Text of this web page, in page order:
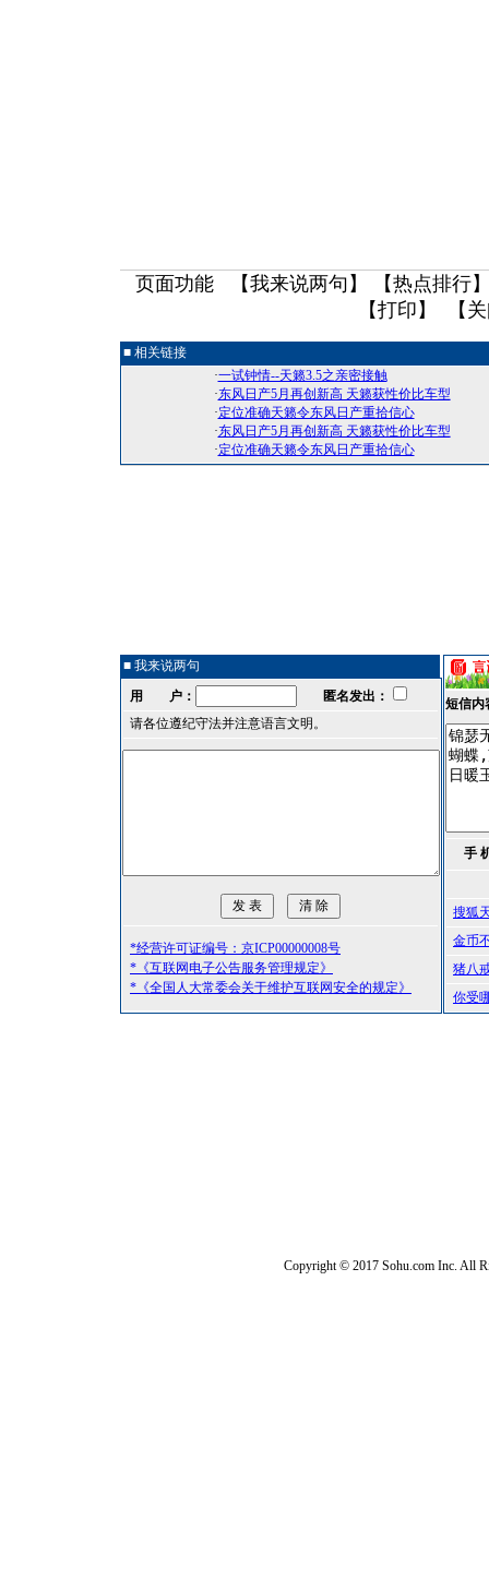
页面功能 【我来说两句 】 【热点排行
【打印 】 【
■ 相关链接
·一试钟情--天籁3.5之亲密接触
·东风日产5月再创新高 天籁获性价比车型
·定位准确天籁令东风日产重拾信心
·东风日产5月再创新高 天籁获性价比车型
·定位准确天籁令东风日产重拾信心
■ 我来说两句
用 户：
匿名发出：
请各位遵纪守法并注意语言文明。
*经营许可证编号：京ICP00000008号
*《互联网电子公告服务管理规定》
*《全国人大常委会关于维护互联网安全的规定》
短信内
手
搜狐
金币
猪八
你受
Copyright © 2017 Sohu.com Inc. All